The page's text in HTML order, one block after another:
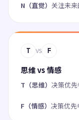
N（直觉） 关注未
T VS F
思维 vs 情感
T（思维） 决策优先
F（情感） 决策优先